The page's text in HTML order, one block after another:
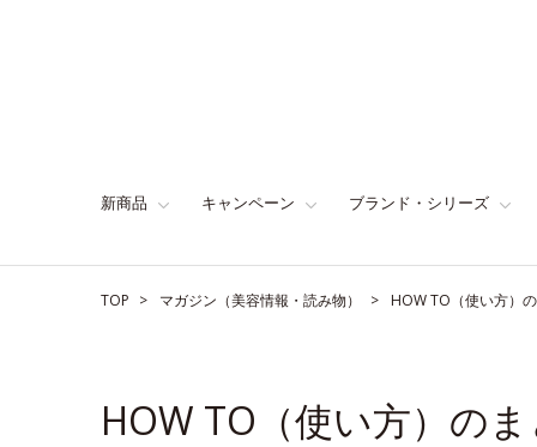
新商品 キャンペーン ブランド・シリーズ
TOP マガジン（美容情報・読み物） HOW TO（使い方）
HOW TO（使い方）の